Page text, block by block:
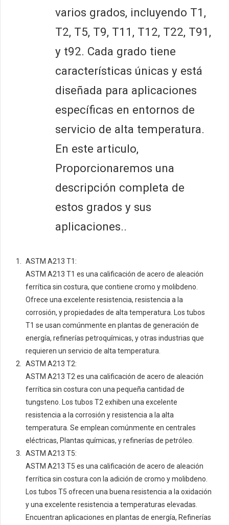
varios grados, incluyendo T1,
T2, T5, T9, T11, T12, T22, T91,
y t92. Cada grado tiene
características únicas y está
diseñada para aplicaciones
específicas en entornos de
servicio de alta temperatura.
En este articulo,
Proporcionaremos una
descripción completa de
estos grados y sus
aplicaciones..
ASTM A213 T1:
ASTM A213 T1 es una calificación de acero de aleación
ferrítica sin costura, que contiene cromo y molibdeno.
Ofrece una excelente resistencia, resistencia a la
corrosión, y propiedades de alta temperatura. Los tubos
T1 se usan comúnmente en plantas de generación de
energía, refinerías petroquímicas, y otras industrias que
requieren un servicio de alta temperatura.
ASTM A213 T2:
ASTM A213 T2 es una calificación de acero de aleación
ferrítica sin costura con una pequeña cantidad de
tungsteno. Los tubos T2 exhiben una excelente
resistencia a la corrosión y resistencia a la alta
temperatura. Se emplean comúnmente en centrales
eléctricas, Plantas químicas, y refinerías de petróleo.
ASTM A213 T5:
ASTM A213 T5 es una calificación de acero de aleación
ferrítica sin costura con la adición de cromo y molibdeno.
Los tubos T5 ofrecen una buena resistencia a la oxidación
y una excelente resistencia a temperaturas elevadas.
Encuentran aplicaciones en plantas de energía, Refinerías